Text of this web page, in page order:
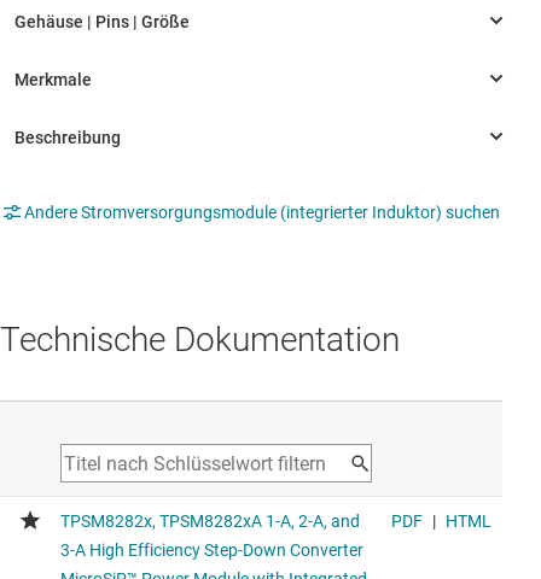
Andere Stromversorgungsmodule (integrierter Induktor) suchen
Technische Dokumentation